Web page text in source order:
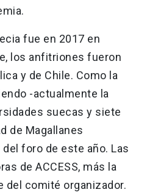
fue en 2017 en
los anfitriones fueron
y de Chile. Como la
-actualmente la
suecas y siete
de Magallanes
foro de este año. Las
de ACCESS, más la
del comité organizador.